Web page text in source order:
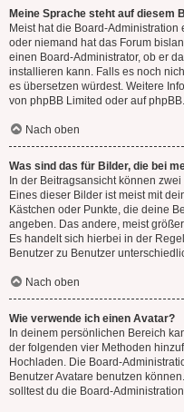
Meine Sprache steht auf diesem
Meist hat die Board-
oder niemand hat das Forum
einen Board-Administrator, ob er
installieren kann. Falls es noch
es übersetzen würdest. Weitere
von phpBB Limited oder auf
Nach oben
Was sind das für Bilder, die bei
In der Beitragsansicht können
Eines dieser Bilder ist meist mit
Kästchen oder Punkte, die deine
angeben. Das andere, meist
Es handelt sich hierbei in der
Benutzer zu Benutzer
Nach oben
Wie verwende ich einen Avatar?
In deinem persönlichen Bereich
der folgenden vier Methoden
Hochladen. Die Board-
Benutzer Avatare benutzen
solltest du die Board-